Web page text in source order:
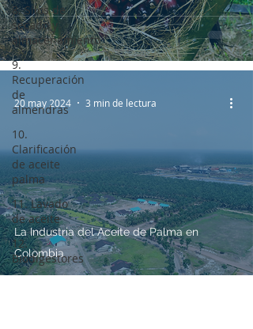
8. Silos de
secado y
almacenamiento
9.
Recuperación
de
almendras
10.
Clarificación
de aceite
palma
11. Lavado
de aceite
12.
Biodigestores
La Industria del Aceite de Palma en
Colombia
20 may 2024 3 min de lectura